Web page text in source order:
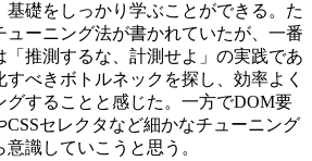
基礎をしっかり学ぶことができる。た
ューニング法が書かれていたが、一番
「推測するな、計測せよ」の実践であ
すべきボトルネックを探し、効率よく
グすることと感じた。一方でDOM要
CSSセレクタなど細かなチューニング
意識していこうと思う。